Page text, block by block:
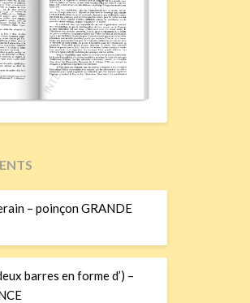
– poinçon GRANDE
barres en forme d’) –